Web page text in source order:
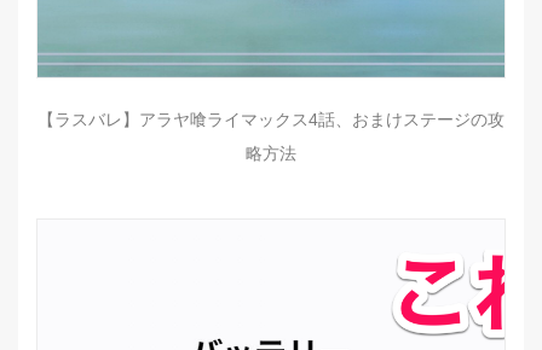
【ラスバレ】アラヤ喰ライマックス4話、おまけステージの攻
略方法